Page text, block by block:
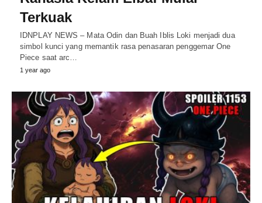
Terkuak
IDNPLAY NEWS – Mata Odin dan Buah Iblis Loki menjadi dua
simbol kunci yang memantik rasa penasaran penggemar One
Piece saat arc…
1 year ago